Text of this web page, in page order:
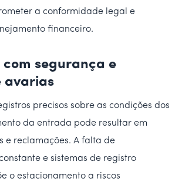
a conformidade legal e
financeiro.
com segurança e
avarias
precisos sobre as condições dos
da entrada pode resultar em
e reclamações. A falta de
e sistemas de registro
o estacionamento a riscos